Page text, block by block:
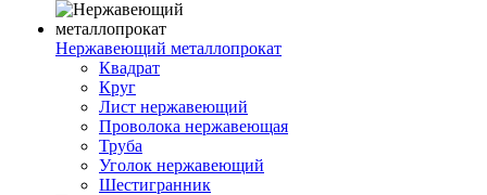
Нержавеющий металлопрокат
Квадрат
Круг
Лист нержавеющий
Проволока нержавеющая
Труба
Уголок нержавеющий
Шестигранник